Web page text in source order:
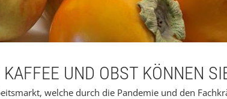
UND OBST KÖNNEN
welche durch die Pandemie und den